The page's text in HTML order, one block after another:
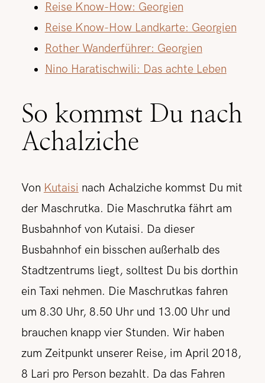
Reise Know-How: Georgien
Reise Know-How Landkarte: Georgien
Rother Wanderführer: Georgien
Nino Haratischwili: Das achte Leben
So kommst Du nach
Achalziche
Von Kutaisi nach Achalziche kommst Du mit
der Maschrutka. Die Maschrutka fährt am
Busbahnhof von Kutaisi. Da dieser
Busbahnhof ein bisschen außerhalb des
Stadtzentrums liegt, solltest Du bis dorthin
ein Taxi nehmen. Die Maschrutkas fahren
um 8.30 Uhr, 8.50 Uhr und 13.00 Uhr und
brauchen knapp vier Stunden. Wir haben
zum Zeitpunkt unserer Reise, im April 2018,
8 Lari pro Person bezahlt. Da das Fahren